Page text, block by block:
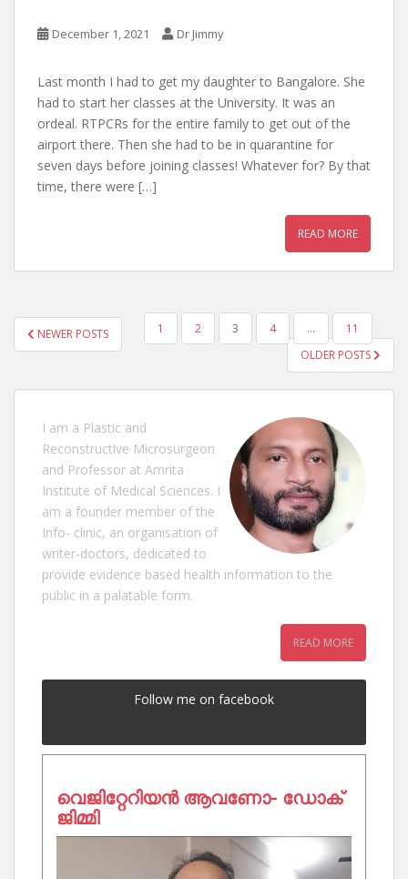
December 1, 2021 Dr Jimmy
Last month I had to get my daughter to Bangalore. She
had to start her classes at the University. It was an
ordeal. RTPCRs for the entire family to get out of the
airport there. Then she had to be in quarantine for
seven days before joining classes! Whatever for? By that
time, there were […]
READ MORE
POSTS
PAGINATION
NEWER POSTS 1 2 3 4 …
11
OLDER POSTS
I am a Plastic and
Reconstructive Microsurgeon
and Professor at Amrita
Institute of Medical Sciences. I
am a founder member of the
Info- clinic, an organisation of
writer-doctors, dedicated to
provide evidence based health information to the
public in a palatable form.
READ MORE
Follow me on facebook
വെജിറ്റേറിയൻ ആവണോ- ഡോക്
ജിമ്മി